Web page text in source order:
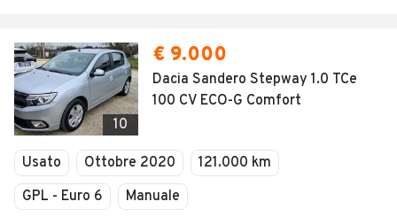
10
€ 9.000
Dacia Sandero Stepway 1.0 TCe
100 CV ECO-G Comfort
Usato Ottobre 2020
121.000 km
GPL - Euro 6
Manuale